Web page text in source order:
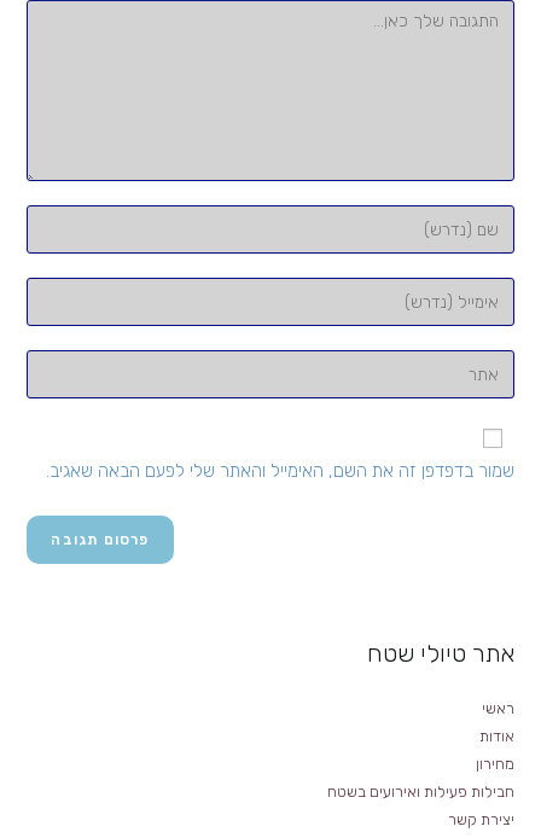
להגיב
את
השם
שלך
שם
משתמש
כדי
את
כתובת
דואר
שלך
כדי
את
כתובת
אתר
שמור בדפדפן זה את השם, האימייל והאתר שלי לפעם הבאה שאגיב.
אתר טיולי שטח
ראשי
אודות
מחירון
חבילות פעילות ואירועים בשטח
יצירת קשר